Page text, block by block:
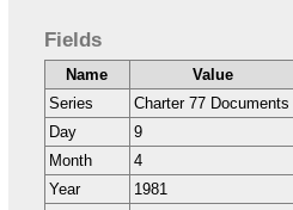
Fields
Name
Value
Series
Charter 77 Documents
Day
9
Month
4
Year
1981